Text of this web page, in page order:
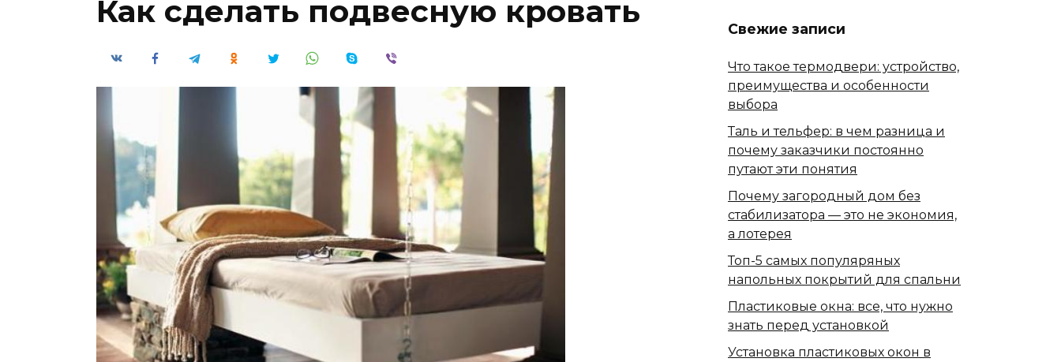
Как сделать подвесную кровать Свежие записи
Что такое термодвери: устройство,
преимущества и особенности
выбора
Таль и тельфер: в чем разница и
почему заказчики постоянно
путают эти понятия
Почему загородный дом без
стабилизатора — это не экономия,
а лотерея
Топ-5 самых популяряных
напольных покрытий для спальни
Пластиковые окна: все, что нужно
знать перед установкой
Установка пластиковых окон в